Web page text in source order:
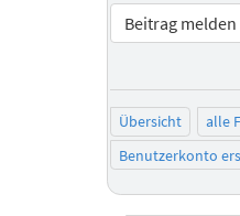
Beitrag melden
Übersicht alle
Benutzerkonto